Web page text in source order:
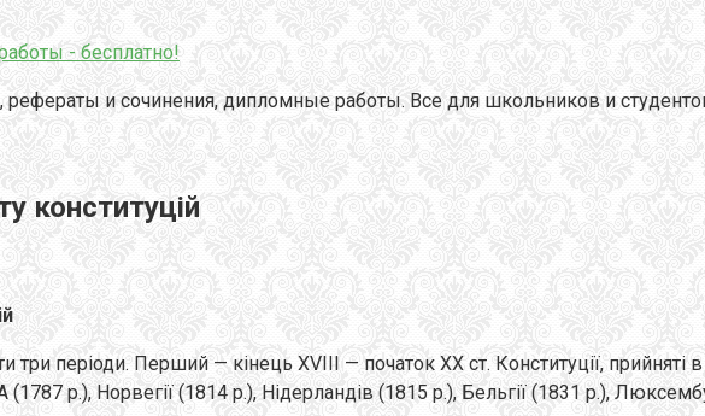
- бесплатно!
и сочинения, дипломные работы. Все для школьников и
конституцій
три періоди. Перший — кінець XVIII — початок XX ст. Конституції,
p.), Норвегії (1814 p.), Нідерландів (1815 p.), Бельгії (1831 p.),